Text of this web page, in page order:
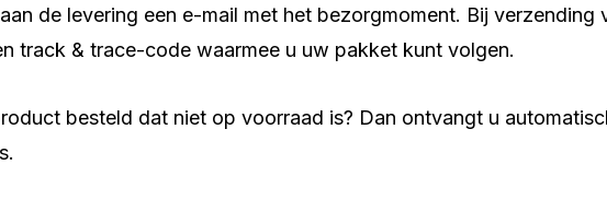
de levering een e-mail met het bezorgmoment. Bij verzending
track & trace-code waarmee u uw pakket kunt volgen.
besteld dat niet op voorraad is? Dan ontvangt u